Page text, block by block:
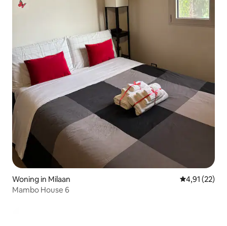
Woning in Milaan Gemiddelde
4,91 (22)
Mambo House 6